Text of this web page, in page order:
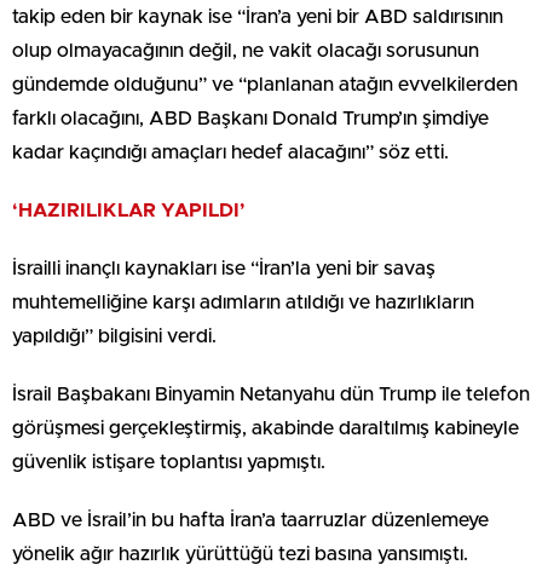
takip eden bir kaynak ise “İran’a yeni bir ABD saldırısının
olup olmayacağının değil, ne vakit olacağı sorusunun
gündemde olduğunu” ve “planlanan atağın evvelkilerden
farklı olacağını, ABD Başkanı Donald Trump’ın şimdiye
kadar kaçındığı amaçları hedef alacağını” söz etti.
‘HAZIRILIKLAR YAPILDI’
İsrailli inançlı kaynakları ise “İran’la yeni bir savaş
muhtemelliğine karşı adımların atıldığı ve hazırlıkların
yapıldığı” bilgisini verdi.
İsrail Başbakanı Binyamin Netanyahu dün Trump ile telefon
görüşmesi gerçekleştirmiş, akabinde daraltılmış kabineyle
güvenlik istişare toplantısı yapmıştı.
ABD ve İsrail’in bu hafta İran’a taarruzlar düzenlemeye
yönelik ağır hazırlık yürüttüğü tezi basına yansımıştı.